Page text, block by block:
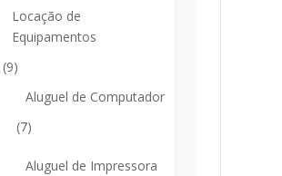
Locação de
Equipamentos
(9)
Aluguel de Computador
(7)
Aluguel de Impressora